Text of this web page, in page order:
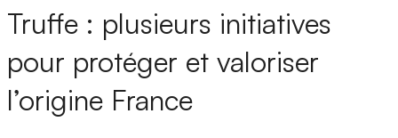
Truffe : plusieurs initiatives
pour protéger et valoriser
l’origine France